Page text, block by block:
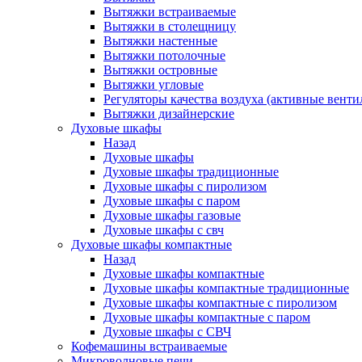
Вытяжки встраиваемые
Вытяжки в столещницу
Вытяжки настенные
Вытяжки потолочные
Вытяжки островные
Вытяжки угловые
Регуляторы качества воздуха (активные
Вытяжки дизайнерские
Духовые шкафы
Назад
Духовые шкафы
Духовые шкафы традиционные
Духовые шкафы с пиролизом
Духовые шкафы с паром
Духовые шкафы газовые
Духовые шкафы с свч
Духовые шкафы компактные
Назад
Духовые шкафы компактные
Духовые шкафы компактные традиционные
Духовые шкафы компактные с пиролизом
Духовые шкафы компактные с паром
Духовые шкафы с СВЧ
Кофемашины встраиваемые